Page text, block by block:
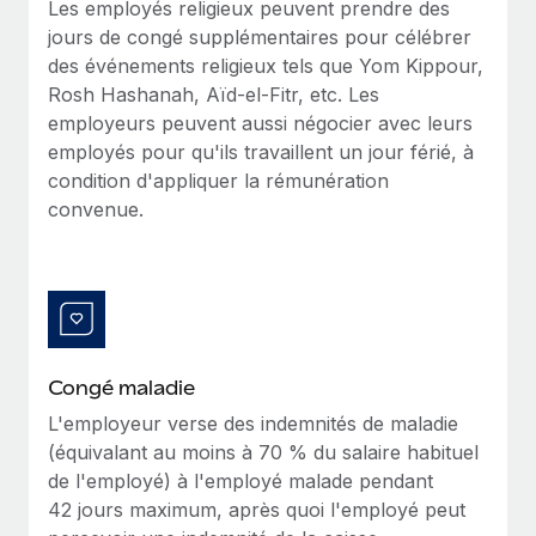
Création d’entité
Établissez des entités rapidement et en toute
conformité
Mobilité et déménagement international
Organisez facilement le déménagement de vos
employés
Intégration Remote x BambooHR : du local à
l’international, le recrutement sans changer de
plateforme
Impact Les clients BambooHR peuvent désormais
embaucher et gérer les employés internationaux...
En savoir plus
Explorer le blog
Mises à jour des produits de Remote :
Intégrations Gusto et Xero et Gestion des
freelances Plus
En savoir plus
Comment Phiture gère ses 55 employés
répartis dans 19 pays grâce à Remote
Phiture, un leader notable du conseil en matière de
croissance mobile internationale, encourage les...
Les employés religieux peuvent prendre des
jours de congé supplémentaires pour célébrer
des événements religieux tels que Yom Kippour,
Rosh Hashanah, Aïd-el-Fitr, etc. Les
employeurs peuvent aussi négocier avec leurs
employés pour qu'ils travaillent un jour férié, à
condition d'appliquer la rémunération
convenue.
Congé maladie
L'employeur verse des indemnités de maladie
(équivalant au moins à 70 % du salaire habituel
de l'employé) à l'employé malade pendant
42 jours maximum, après quoi l'employé peut